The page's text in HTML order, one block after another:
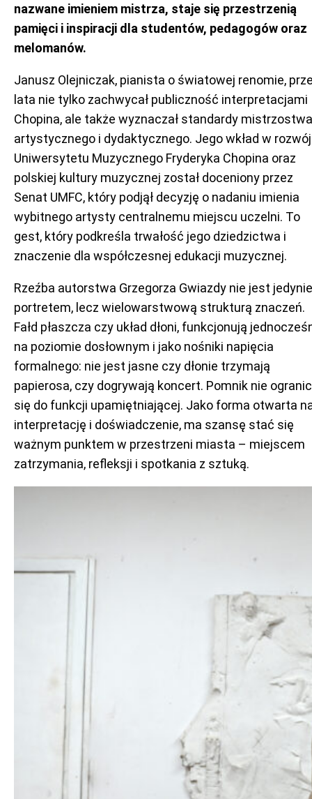
nazwane imieniem mistrza, staje się przestrzenią
pamięci i inspiracji dla studentów, pedagogów oraz
melomanów.
Janusz Olejniczak, pianista o światowej renomie,
lata nie tylko zachwycał publiczność interpretacjami
Chopina, ale także wyznaczał standardy mistrzostwa
artystycznego i dydaktycznego. Jego wkład w rozwój
Uniwersytetu Muzycznego Fryderyka Chopina oraz
polskiej kultury muzycznej został doceniony przez
Senat UMFC, który podjął decyzję o nadaniu imienia
wybitnego artysty centralnemu miejscu uczelni. To
gest, który podkreśla trwałość jego dziedzictwa i
znaczenie dla współczesnej edukacji muzycznej.
Rzeźba autorstwa Grzegorza Gwiazdy nie jest jedynie
portretem, lecz wielowarstwową strukturą znaczeń.
Fałd płaszcza czy układ dłoni, funkcjonują
na poziomie dosłownym i jako nośniki napięcia
formalnego: nie jest jasne czy dłonie trzymają
papierosa, czy dogrywają koncert. Pomnik nie
się do funkcji upamiętniającej. Jako forma otwarta
interpretację i doświadczenie, ma szansę stać się
ważnym punktem w przestrzeni miasta – miejscem
zatrzymania, refleksji i spotkania z sztuką.